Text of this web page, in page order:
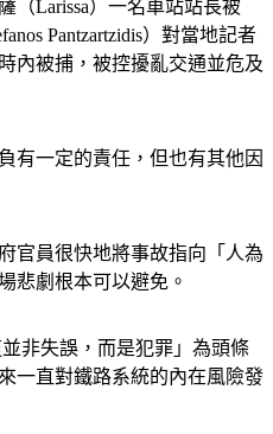
（Larissa）一名車站站長被
Pantzartzidis）對當地記者
內被捕，被控擾亂交通並危及
有一定的責任，但也有其他因
官員很快地將事故指向「人為
悲劇根本可以避免。
非失誤，而是犯罪」為頭條
一直對鐵路系統的內在風險發